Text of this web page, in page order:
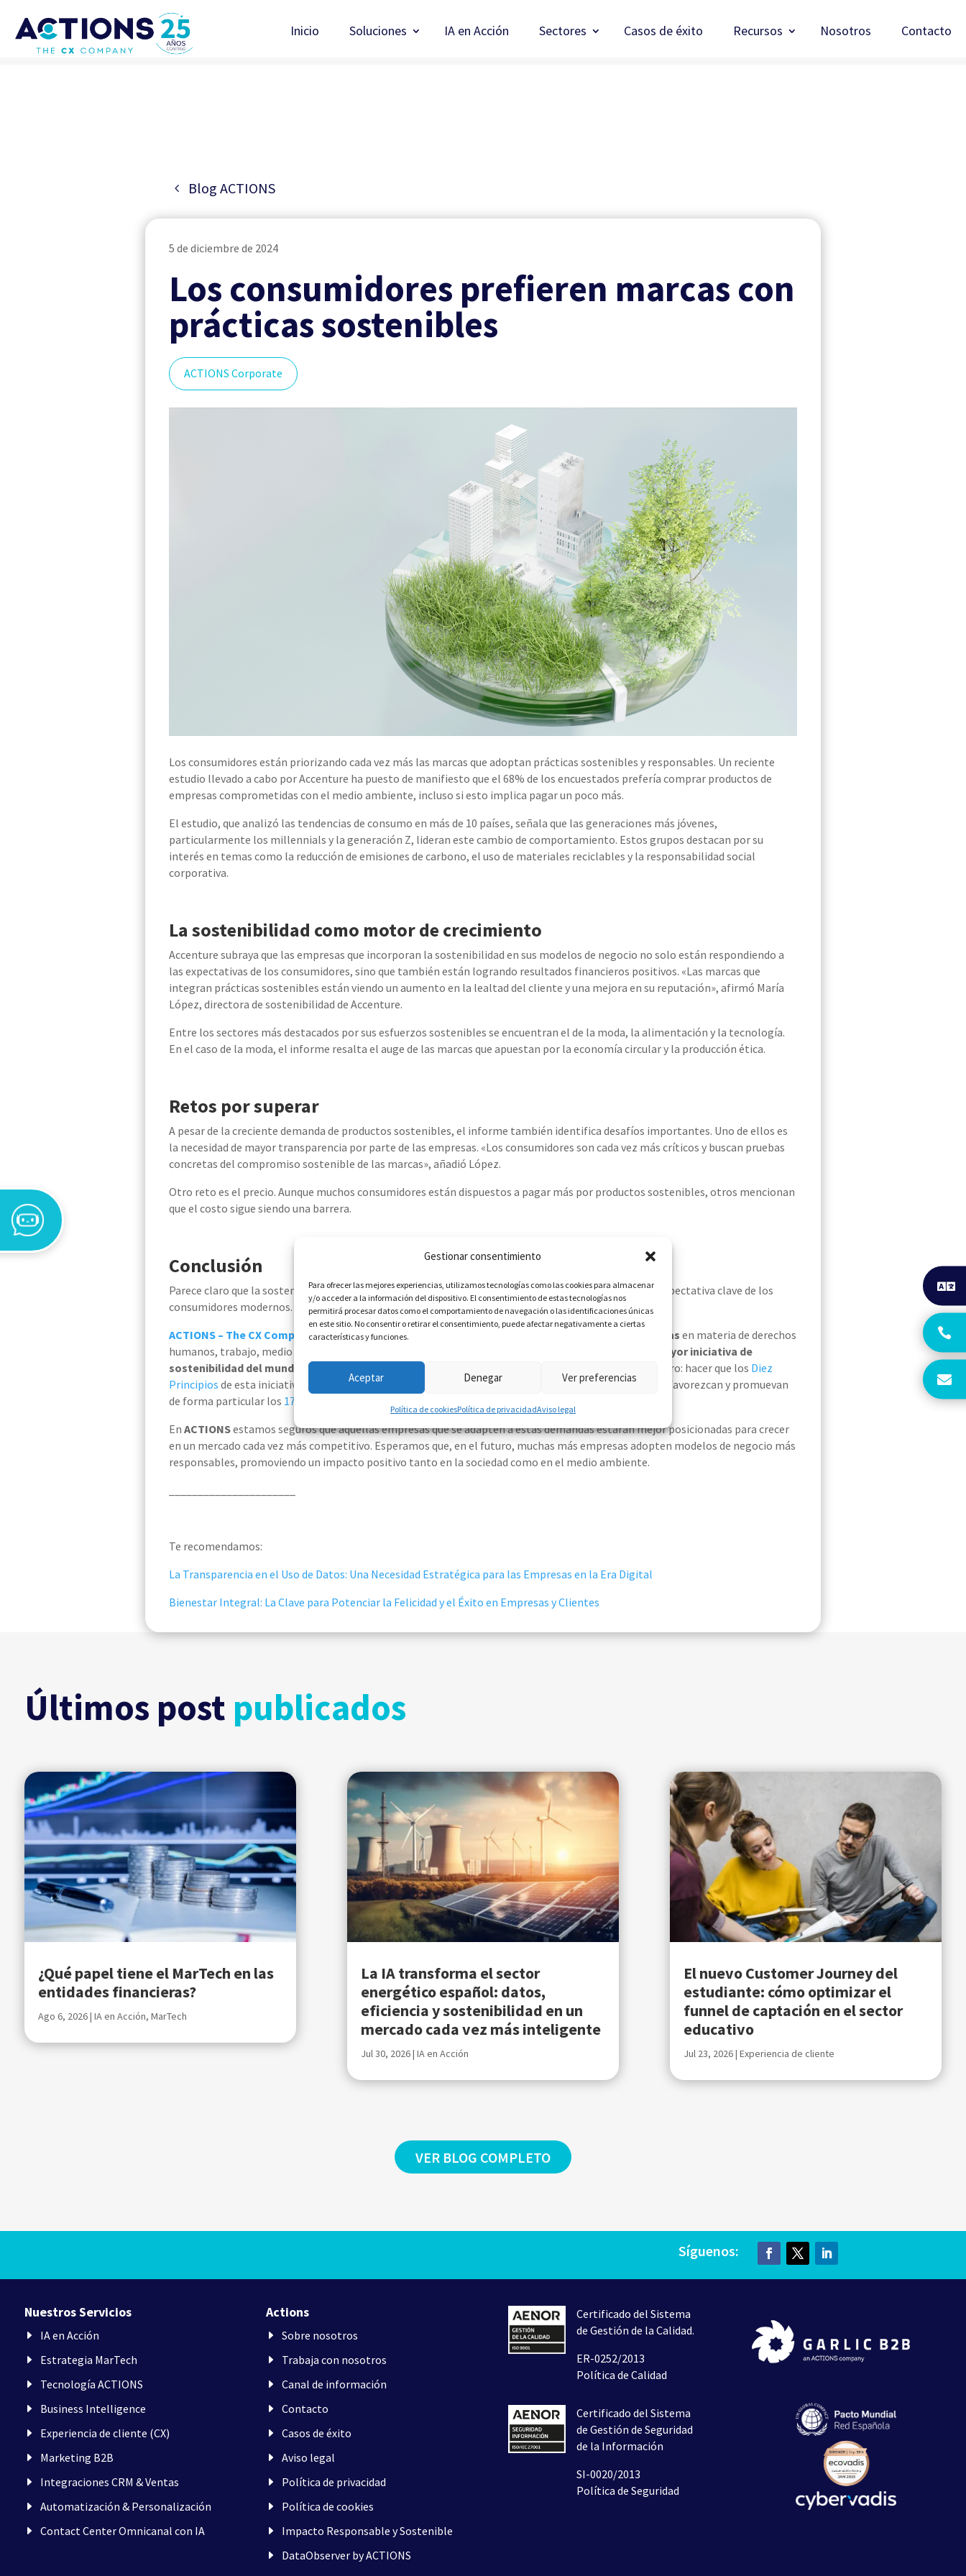
Gestionar consentimiento
Para ofrecer las mejores experiencias, utilizamos tecnologías como las cookies para almacenar
y/o acceder a la información del dispositivo. El consentimiento de estas tecnologías nos
permitirá procesar datos como el comportamiento de navegación o las identificaciones únicas
en este sitio. No consentir o retirar el consentimiento, puede afectar negativamente a ciertas
características y funciones.
Aceptar Denegar Ver preferencias
Política de cookiesPolítica de privacidadAviso legal
Inicio Soluciones IA en Acción Sectores Casos de éxito Recursos Nosotros Contacto
Blog ACTIONS
5 de diciembre de 2024
Los consumidores prefieren marcas con
prácticas sostenibles
ACTIONS Corporate
Los consumidores están priorizando cada vez más las marcas que adoptan prácticas sostenibles y responsables. Un reciente
estudio llevado a cabo por Accenture ha puesto de manifiesto que el 68% de los encuestados prefería comprar productos de
empresas comprometidas con el medio ambiente, incluso si esto implica pagar un poco más.
El estudio, que analizó las tendencias de consumo en más de 10 países, señala que las generaciones más jóvenes,
particularmente los millennials y la generación Z, lideran este cambio de comportamiento. Estos grupos destacan por su
interés en temas como la reducción de emisiones de carbono, el uso de materiales reciclables y la responsabilidad social
corporativa.
La sostenibilidad como motor de crecimiento
Accenture subraya que las empresas que incorporan la sostenibilidad en sus modelos de negocio no solo están respondiendo a
las expectativas de los consumidores, sino que también están logrando resultados financieros positivos. «Las marcas que
integran prácticas sostenibles están viendo un aumento en la lealtad del cliente y una mejora en su reputación», afirmó María
López, directora de sostenibilidad de Accenture.
Entre los sectores más destacados por sus esfuerzos sostenibles se encuentran el de la moda, la alimentación y la tecnología.
En el caso de la moda, el informe resalta el auge de las marcas que apuestan por la economía circular y la producción ética.
Retos por superar
A pesar de la creciente demanda de productos sostenibles, el informe también identifica desafíos importantes. Uno de ellos es
la necesidad de mayor transparencia por parte de las empresas. «Los consumidores son cada vez más críticos y buscan pruebas
concretas del compromiso sostenible de las marcas», añadió López.
Otro reto es el precio. Aunque muchos consumidores están dispuestos a pagar más por productos sostenibles, otros mencionan
que el costo sigue siendo una barrera.
Conclusión
Parece claro que la sostenibilidad ya no es un lujo ni una opción secundaria para las marcas, sino una expectativa clave de los
consumidores modernos.
ACTIONS – The CX Companyseadhirióen septiembre de 2023 al Pacto Global de las Naciones Unidas en materia de derechos
humanos, trabajo, medio ambiente y lucha contra la corrupción. Este
mayor iniciativa de
sostenibilidad del mundo
, con mas de 160 países adheridos y 70 redes locales, con un compromiso claro: hacer que los Diez
Principios de esta iniciativa formen parte de la estrategia, cultura y operaciones de la compañía, y que favorezcan y promuevan
de forma particular los 17 Objetivos de Desarrollo Sostenible (ODS).
En ACTIONSestamos seguros que aquellas empresas que se adapten a estas demandas estarán mejor posicionadas para crecer
en un mercado cada vez más competitivo. Esperamos que, en el futuro, muchas más empresas adopten modelos de negocio más
responsables, promoviendo un impacto positivo tanto en la sociedad como en el medio ambiente.
Te recomendamos:
La Transparencia en el Uso de Datos: Una Necesidad Estratégica para las Empresas en la Era Digital
Bienestar Integral: La Clave para Potenciar la Felicidad y el Éxito en Empresas y Clientes
Últimos post publicados
¿Qué papel tiene el MarTech en las
entidades financieras?
Ago 6, 2026| IA en Acción, MarTech
La IA transforma el sector
energético español: datos,
eficiencia y sostenibilidad en un
mercado cada vez más inteligente
Jul 30, 2026| IA en Acción
El nuevo Customer Journey del
estudiante: cómo optimizar el
funnel de captación en el sector
educativo
Jul 23, 2026| Experiencia de cliente
VER BLOG COMPLETO
Síguenos:
Nuestros Servicios
IA en Acción
Estrategia MarTech
Tecnología ACTIONS
Business Intelligence
Experiencia de cliente (CX)
Marketing B2B
Integraciones CRM & Ventas
Automatización & Personalización
Contact Center Omnicanal con IA
Actions
Sobre nosotros
Trabaja con nosotros
Canal de información
Contacto
Casos de éxito
Aviso legal
Política de privacidad
Política de cookies
Impacto Responsable y Sostenible
DataObserver by ACTIONS
Certificado del Sistema
de Gestión de la Calidad.
ER-0252/2013
Política de Calidad
Certificado del Sistema
de Gestión de Seguridad
de la Información
SI-0020/2013
Política de Seguridad